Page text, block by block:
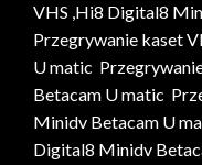
VHS ,Hi8 Digital8
Przegrywanie kaset
U matic
Betacam U matic
Minidv Betacam U
Digital8 Minidv